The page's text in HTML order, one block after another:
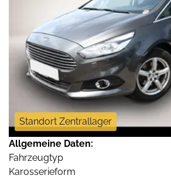
Standort Zentrallager
Allgemeine Daten:
Fahrzeugtyp
Karosserieform